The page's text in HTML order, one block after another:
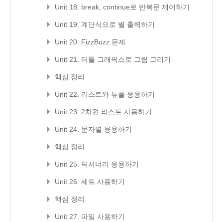
Unit 18. break, continue로 반복문 제어하기
Unit 19. 계단식으로 별 출력하기
Unit 20. FizzBuzz 문제
Unit 21. 터틀 그래픽스로 그림 그리기
핵심 정리
Unit 22. 리스트와 튜플 응용하기
Unit 23. 2차원 리스트 사용하기
Unit 24. 문자열 응용하기
핵심 정리
Unit 25. 딕셔너리 응용하기
Unit 26. 세트 사용하기
핵심 정리
Unit 27. 파일 사용하기